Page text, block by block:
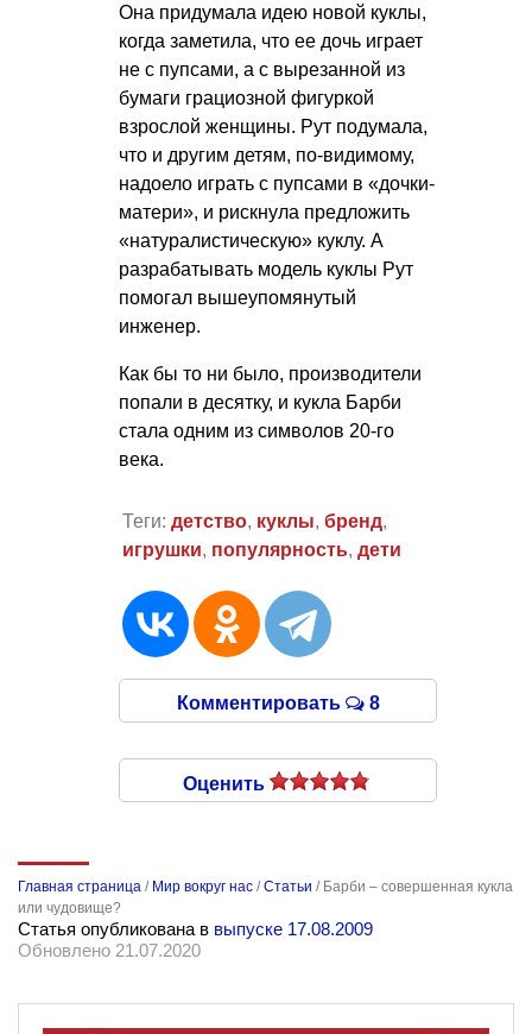
Она придумала идею новой куклы,
когда заметила, что ее дочь играет
не с пупсами, а с вырезанной из
бумаги грациозной фигуркой
взрослой женщины. Рут подумала,
что и другим детям, по-видимому,
надоело играть с пупсами в «дочки-
матери», и рискнула предложить
«натуралистическую» куклу. А
разрабатывать модель куклы Рут
помогал вышеупомянутый
инженер.
Как бы то ни было, производители
попали в десятку, и кукла Барби
стала одним из символов 20-го
века.
Теги: детство, куклы, бренд,
игрушки, популярность, дети
Комментировать 8
Оценить
Главная страница / Мир вокруг нас /Статьи / Барби – совершенная кукла
или чудовище?
Статья опубликована в выпуске 17.08.2009
Обновлено 21.07.2020